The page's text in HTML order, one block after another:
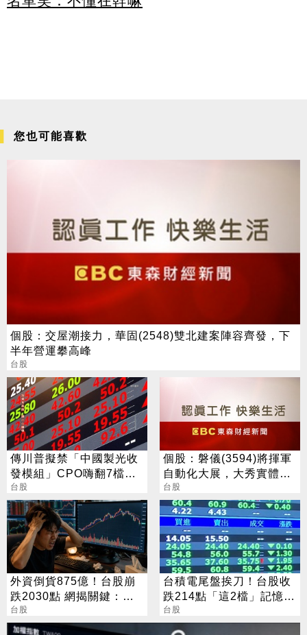
您也可能喜歡
個股：交屋潮接力，華固(2548)雙北建案陣容齊發，下
半年營運攀高峰
台股
傳川普擬禁「中國製光收
發模組」CPO嗨翻7檔攻
漲停
台股
個股：磐儀(3594)將揮軍
自動化大展，大秀實體AI/
邊緣運算/機器人肌肉
台股
外資倒貨875億！台股崩
跌2030點 網揭關鍵：沒
人接
台股
台積電尾盤挨刀！台股收
跌214點「這2檔」記憶體
逆勢收漲停
台股